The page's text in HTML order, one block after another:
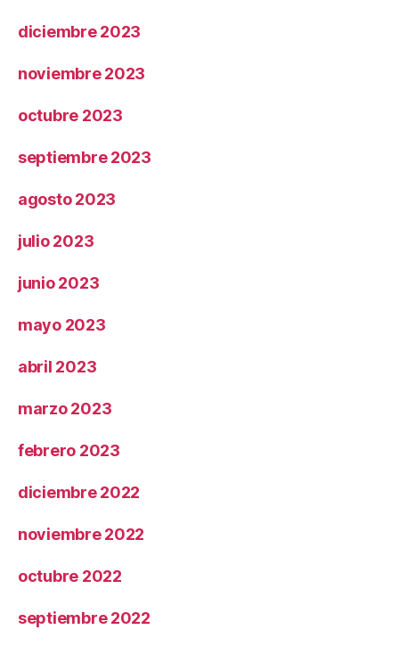
diciembre 2023
noviembre 2023
octubre 2023
septiembre 2023
agosto 2023
julio 2023
junio 2023
mayo 2023
abril 2023
marzo 2023
febrero 2023
diciembre 2022
noviembre 2022
octubre 2022
septiembre 2022